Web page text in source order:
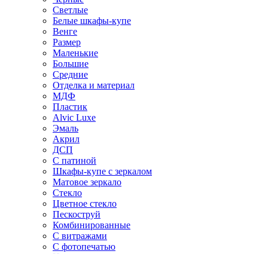
Светлые
Белые шкафы-купе
Венге
Размер
Маленькие
Большие
Средние
Отделка и материал
МДФ
Пластик
Alvic Luxe
Эмаль
Акрил
ДСП
С патиной
Шкафы-купе с зеркалом
Матовое зеркало
Стекло
Цветное стекло
Пескоструй
Комбинированные
С витражами
С фотопечатью